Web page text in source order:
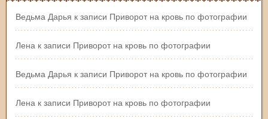
Ведьма Дарья к записи Приворот на кровь по фотографии
Лена к записи Приворот на кровь по фотографии
Ведьма Дарья к записи Приворот на кровь по фотографии
Лена к записи Приворот на кровь по фотографии